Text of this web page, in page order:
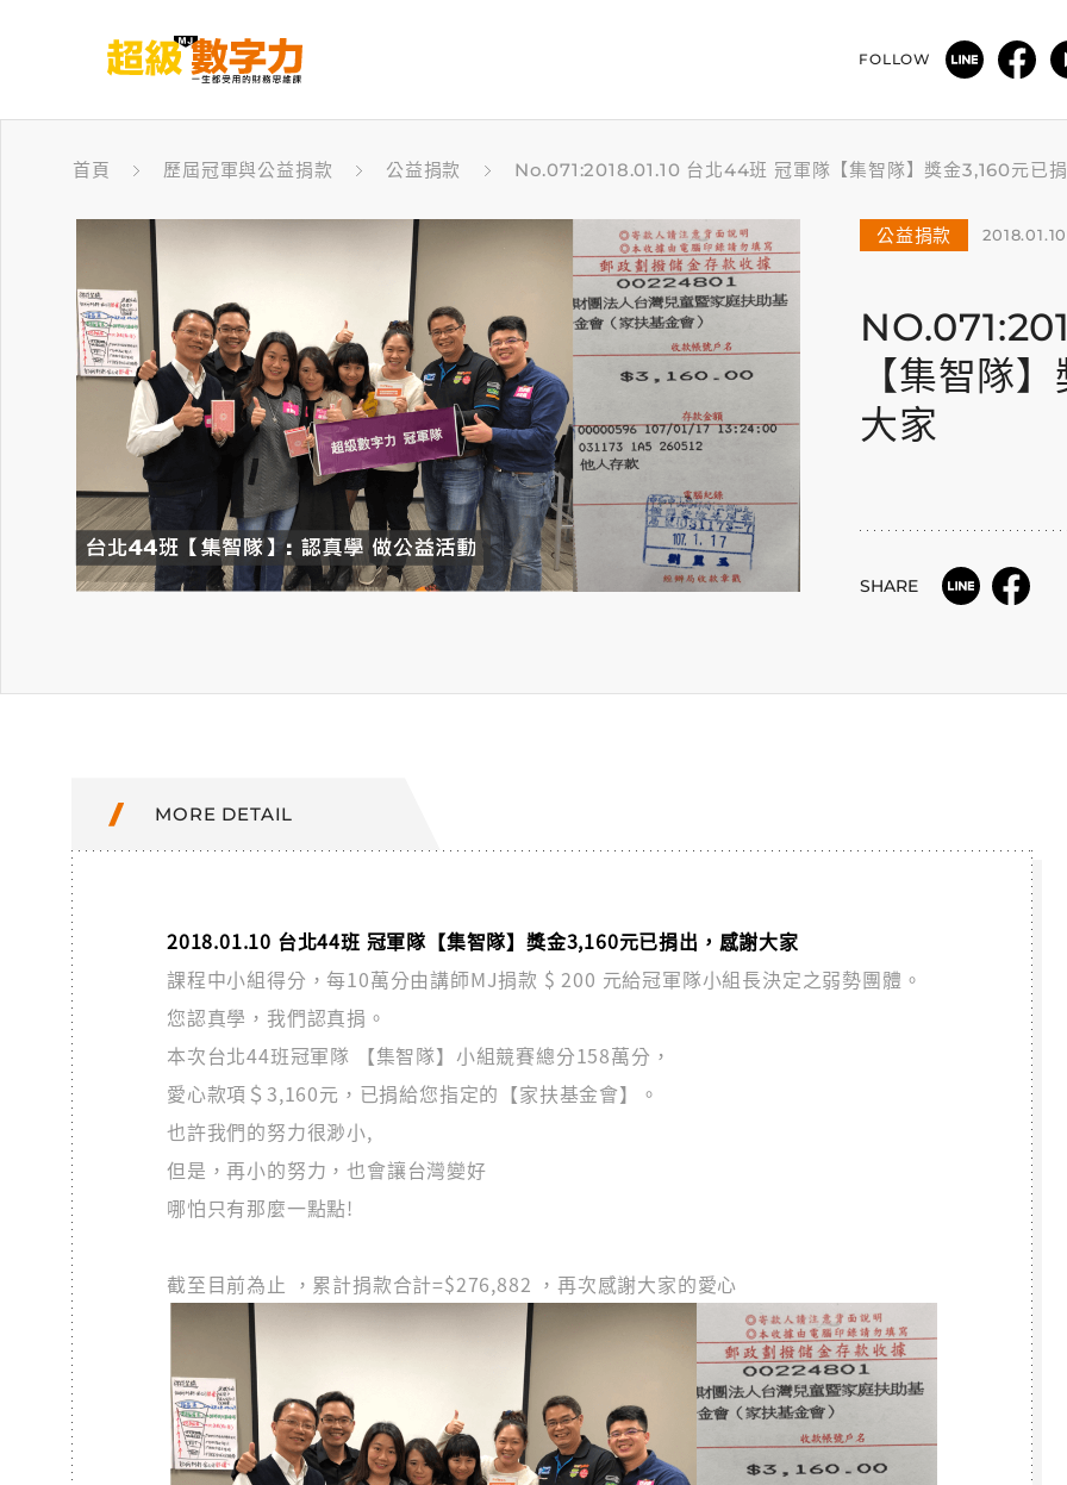
FOLLOW
首頁 歷屆冠軍與公益捐款 公益捐款 No.071:2018.01.10 台北44班 冠軍隊【集智隊】獎金3,160元已
公益捐款 2018.01.10
【集智隊
大家
SHARE
MORE DETAIL
2018.01.10 台北44班 冠軍隊【集智隊】獎金3,160元已捐出，感謝大家
課程中小組得分，每10萬分由講師MJ捐款 $ 200 元給冠軍隊小組長決定之弱勢團體。
您認真學，我們認真捐。
本次台北44班冠軍隊 【集智隊】小組競賽總分158萬分，
愛心款項＄3,160元，已捐給您指定的【家扶基金會】。
也許我們的努力很渺小,
但是，再小的努力，也會讓台灣變好
哪怕只有那麼一點點!
截至目前為止 ，累計捐款合計=$276,882 ，再次感謝大家的愛心